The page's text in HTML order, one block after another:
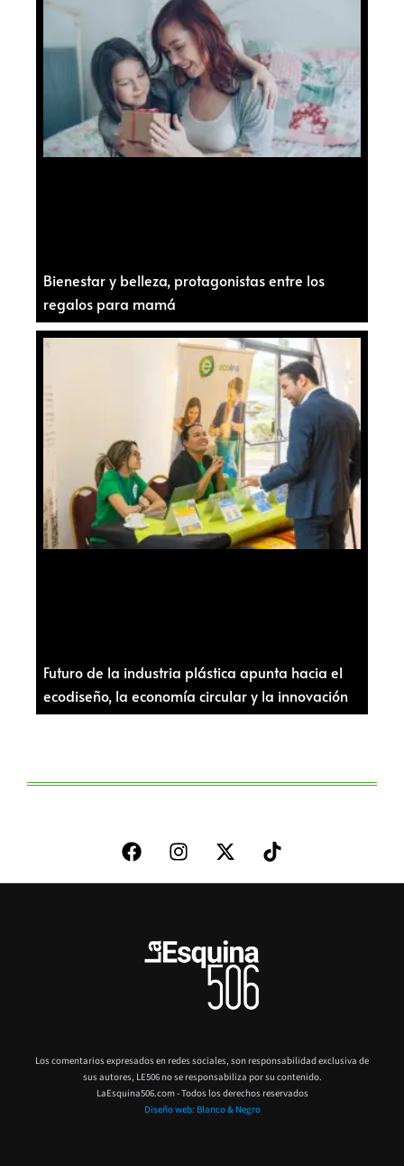
Bienestar y belleza, protagonistas entre los
regalos para mamá
Futuro de la industria plástica apunta hacia el
ecodiseño, la economía circular y la innovación
Los comentarios expresados en redes sociales, son responsabilidad exclusiva de
sus autores, LE506 no se responsabiliza por su contenido.
LaEsquina506.com - Todos los derechos reservados
Diseño web: Blanco & Negro